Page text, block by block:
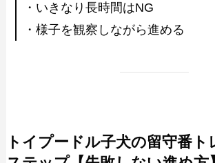
・いきなり長時間はNG
・様子を観察しながら進める
トイプードル子犬の留守番